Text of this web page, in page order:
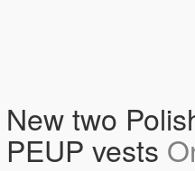
New two
PEUP vests